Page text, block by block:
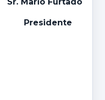
Presidente